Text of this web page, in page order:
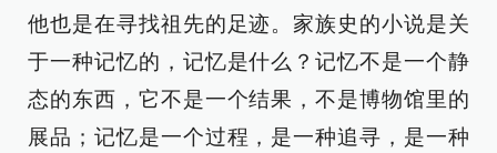
他也是在寻找祖先的足迹。家族史的小说是关
于一种记忆的，记忆是什么？记忆不是一个静
态的东西，它不是一个结果，不是博物馆里的
展品；记忆是一个过程，是一种追寻，是一种